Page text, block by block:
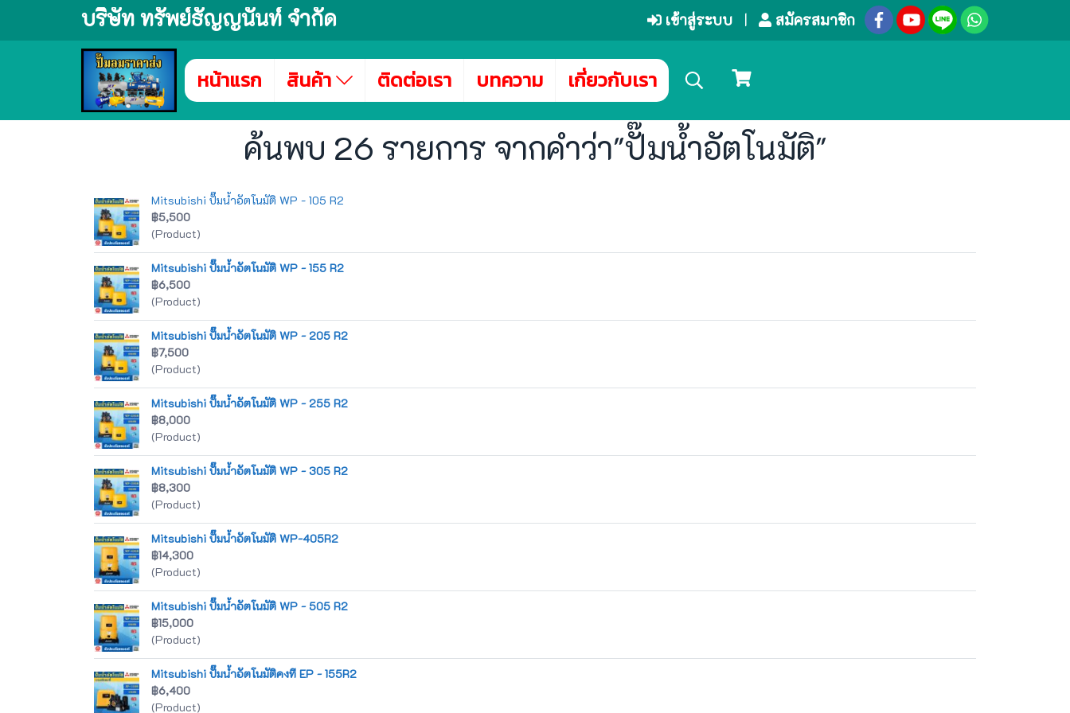
บริษัท ทรัพย์ธัญญนันท์ จำกัด เข้าสู่ระบบ สมัครสมาชิก
หน้าแรก สินค้า ติดต่อเรา บทความ เกี่ยวกับเรา
ค้นพบ 26 รายการ จากคำว่า"ปั๊มน้ำอัตโนมัติ"
Mitsubishi ปั๊มน้ำอัตโนมัติ WP - 105 R2
฿5,500
(Product)
Mitsubishi ปั๊มน้ำอัตโนมัติ WP - 155 R2
฿6,500
(Product)
Mitsubishi ปั๊มน้ำอัตโนมัติ WP - 205 R2
฿7,500
(Product)
Mitsubishi ปั๊มน้ำอัตโนมัติ WP - 255 R2
฿8,000
(Product)
Mitsubishi ปั๊มน้ำอัตโนมัติ WP - 305 R2
฿8,300
(Product)
Mitsubishi ปั๊มน้ำอัตโนมัติ WP-405R2
฿14,300
(Product)
Mitsubishi ปั๊มน้ำอัตโนมัติ WP - 505 R2
฿15,000
(Product)
Mitsubishi ปั๊มน้ำอัตโนมัติคงที EP - 155R2
฿6,400
(Product)